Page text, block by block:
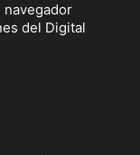
navegador
del Digital